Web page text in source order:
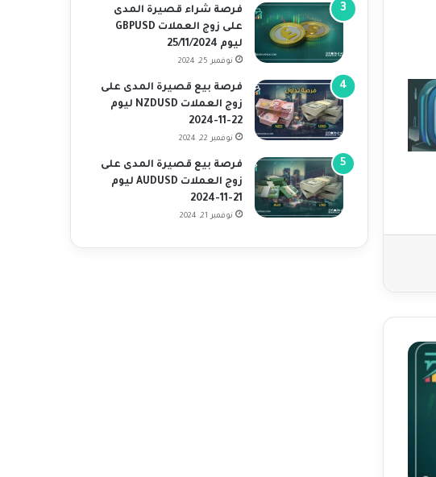
فرصة شراء قصيرة المدى
على زوج العملات GBPUSD
ليوم 25/11/2024
نوفمبر 25, 2024
فرصة بيع قصيرة المدى على
زوج العملات NZDUSD ليوم
22-11-2024
نوفمبر 22, 2024
فرصة بيع قصيرة المدى على
زوج العملات AUDUSD ليوم
21-11-2024
نوفمبر 21, 2024